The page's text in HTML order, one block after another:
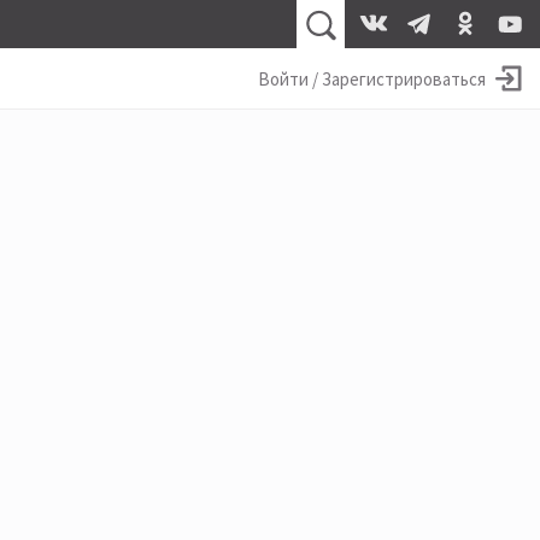
Войти / Зарегистрироваться